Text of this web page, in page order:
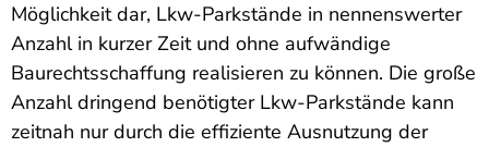
Möglichkeit dar, Lkw-Parkstände in nennenswerter
Anzahl in kurzer Zeit und ohne aufwändige
Baurechtsschaffung realisieren zu können. Die große
Anzahl dringend benötigter Lkw-Parkstände kann
zeitnah nur durch die effiziente Ausnutzung der